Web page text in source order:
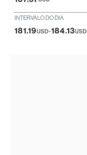
INTERVALO DO DIA
181.19USD-184.13USD